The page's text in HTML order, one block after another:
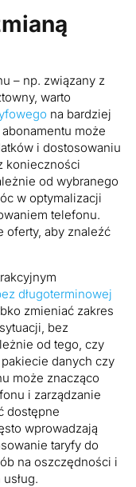
– np. związany z
warto
na bardziej
może
i dostosowaniu
konieczności
od wybranego
w optymalizacji
telefonu.
oferty, aby znaleźć
długoterminowej
zmieniać zakres
bez
od tego, czy
danych czy
może znacząco
i zarządzanie
dostępne
wprowadzają
taryfy do
na oszczędności i